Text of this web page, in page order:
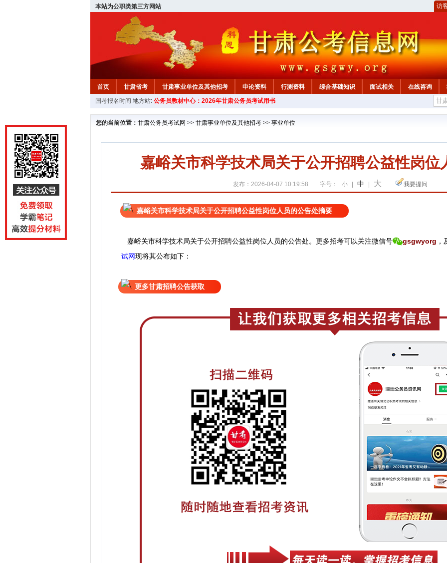
本站为公职类第三方网站 访
首页 甘肃省考 甘肃事业单位及其他招考 申论资料 行测资料 综合基础知识 面试相关 在线咨询
国考报名时间 地方站: 公务员教材中心：2026年甘肃公务员考试用书
您的当前位置： 甘肃公务员考试网 >> 甘肃事业单位及其他招考 >> 事业单位
嘉峪关市科学技术局关于公开招聘公益性岗位
发布：2026-04-07 10:19:58 字号： 小 中 大 我要提问
嘉峪关市科学技术局关于公开招聘公益性岗位人员的公告处摘要
嘉峪关市科学技术局关于公开招聘公益性岗位人员的公告处。 更多招考可以关注微信号 gsgwyorg ，
试网现将其公布如下：
更多甘肃招聘公告获取